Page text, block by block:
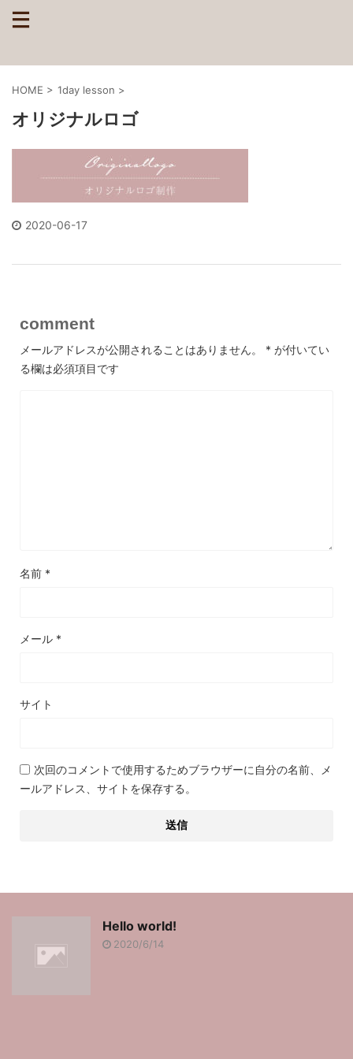
HOME > 1day lesson >
オリジナルロゴ
2020-06-17
comment
メールアドレスが公開されることはありません。 * が付いてい
る欄は必須項目です
名前 *
メール *
サイト
次回のコメントで使用するためブラウザーに自分の名前、メ
ールアドレス、サイトを保存する。
Hello world!
2020/6/14